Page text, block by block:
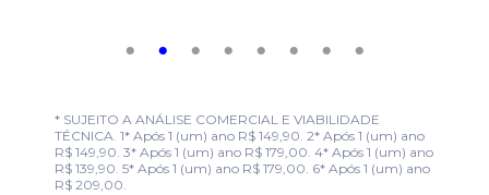
* SUJEITO A ANÁLISE COMERCIAL E VIABILIDADE
TÉCNICA. 1* Após 1 (um) ano R$ 149,90. 2* Após 1 (um) ano
R$ 149,90. 3* Após 1 (um) ano R$ 179,00. 4* Após 1 (um) ano
R$ 139,90. 5* Após 1 (um) ano R$ 179,00. 6* Após 1 (um) ano
R$ 209,00.